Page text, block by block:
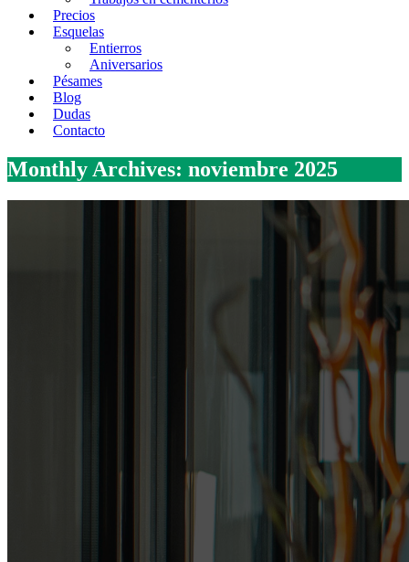
Precios
Esquelas
Entierros
Aniversarios
Pésames
Blog
Dudas
Contacto
Monthly Archives: noviembre 2025